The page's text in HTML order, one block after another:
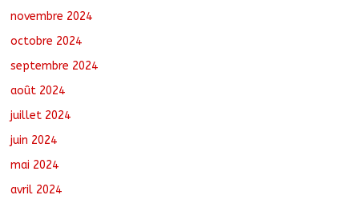
novembre 2024
octobre 2024
septembre 2024
août 2024
juillet 2024
juin 2024
mai 2024
avril 2024